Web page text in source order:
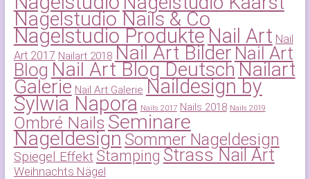
Nagelstudio Nails & Co
Nagelstudio ProdukteNail Art Nail
Art 2017 Nailart 2018 Nail Art Bilder Nail Art
Blog Nail Art Blog DeutschNailart
Galerie Nail Art Galerie Naildesign by
Sylwia Napora Nails 2017 Nails 2018 Nails 2019
Ombré Nails Seminare
NageldesignSommer Nageldesign
Spiegel Effekt Stamping Strass Nail Art
Weihnachts Nägel